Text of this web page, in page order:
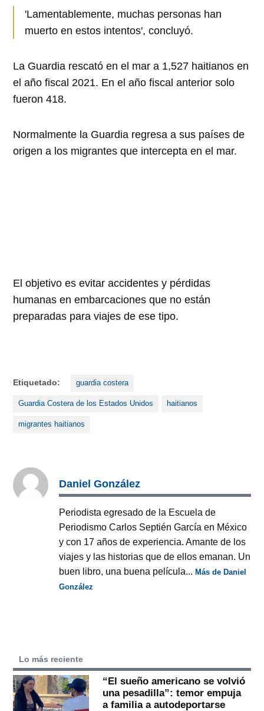
'Lamentablemente, muchas personas han
muerto en estos intentos', concluyó.
La Guardia rescató en el mar a 1,527 haitianos en
el año fiscal 2021. En el año fiscal anterior solo
fueron 418.
Normalmente la Guardia regresa a sus países de
origen a los migrantes que intercepta en el mar.
El objetivo es evitar accidentes y pérdidas
humanas en embarcaciones que no están
preparadas para viajes de ese tipo.
Etiquetado: guardia costera
Guardia Costera de los Estados Unidos haitianos
migrantes haitianos
Daniel González
Periodista egresado de la Escuela de
Periodismo Carlos Septién García en México
y con 17 años de experiencia. Amante de los
viajes y las historias que de ellos emanan. Un
buen libro, una buena película...Más de Daniel
González
Lo más reciente
“El sueño americano se volvió
una pesadilla”: temor empuja
a familia a autodeportarse